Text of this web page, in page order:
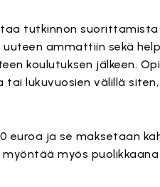
tutkinnon
ammattiin sekä
koulutuksen jälkeen.
lukuvuosien välillä
euroa ja se maksetaan
myös